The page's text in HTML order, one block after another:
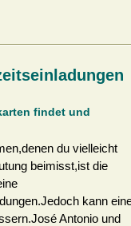
findet und
du vielleicht
beimisst,ist die
kann
Antonio und